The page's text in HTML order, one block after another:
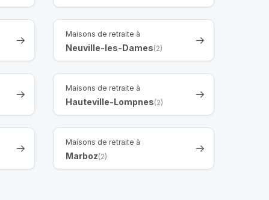
Maisons de retraite à
Neuville-les-Dames(2)
Maisons de retraite à
Hauteville-Lompnes(2)
Maisons de retraite à
Marboz(2)